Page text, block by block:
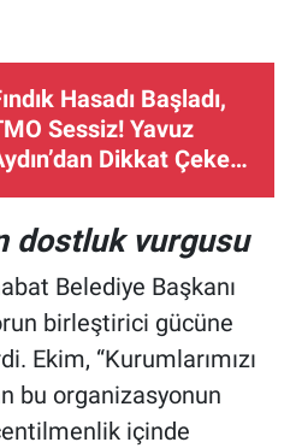
Hasadı Başladı,
Sessiz! Yavuz
Dikkat Çeken
dostluk vurgusu
Belediye Başkanı
birleştirici gücüne
Ekim, “Kurumlarımızı
bu organizasyonun
içinde